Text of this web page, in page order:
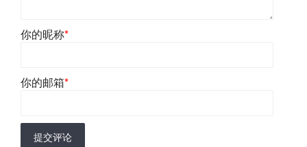
你的昵称*
你的邮箱*
提交评论